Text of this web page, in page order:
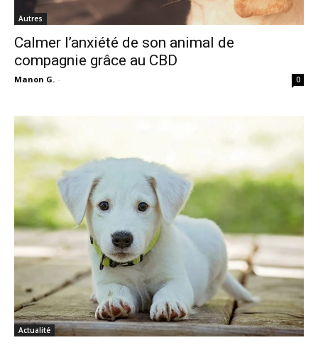
Autres
Calmer l’anxiété de son animal de
compagnie grâce au CBD
Manon G. - 0
Actualité